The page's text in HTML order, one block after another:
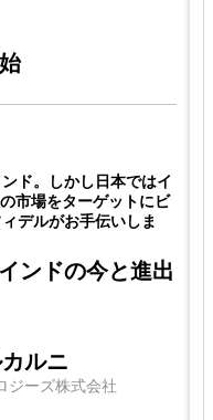
ド。しかし日本ではイ
市場をターゲットにビ
デルがお手伝いしま
ンドの今と進出
ルニ
ジーズ株式会社